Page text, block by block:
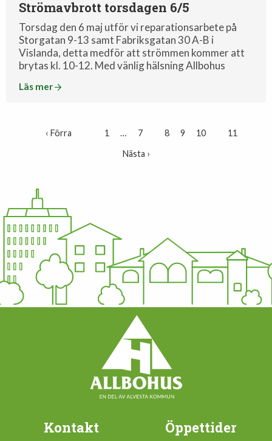
Strömavbrott torsdagen 6/5
Torsdag den 6 maj utför vi reparationsarbete på
Storgatan 9-13 samt Fabriksgatan 30 A-B i
Vislanda, detta medför att strömmen kommer att
brytas kl. 10-12. Med vänlig hälsning Allbohus
Läs mer
‹ Förra 1 … 7 8 9 10
11
Nästa ›
Kontakt Öppettider